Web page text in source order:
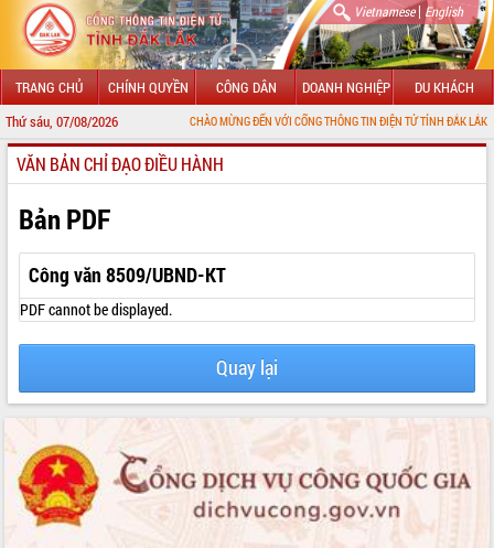
Vietnamese| English
TRANG CHỦ CHÍNH QUYỀN CÔNG DÂN DOANH NGHIỆP DU KHÁCH
Thứ sáu, 07/08/2026 CHÀO MỪNG ĐẾN VỚI CỔNG THÔNG TIN ĐIỆN TỬ TỈNH ĐẮK LẮK
GIỚI THIỆU
LÃNH ĐẠO UBND TỈNH
TIN TỨC SỰ KIỆN
SỞ, BAN, NGÀNH
UBND CÁC XÃ, PHƯỜNG
THÔNG TIN CHỈ ĐẠO ĐIỀU HÀNH
VĂN BẢN HĐND TỈNH
ĐIỂM TIN VĂN BẢN
VĂN BẢN CHỈ ĐẠO ĐIỀU HÀNH
Bản PDF
Công văn 8509/UBND-KT
PDF cannot be displayed.
Quay lại